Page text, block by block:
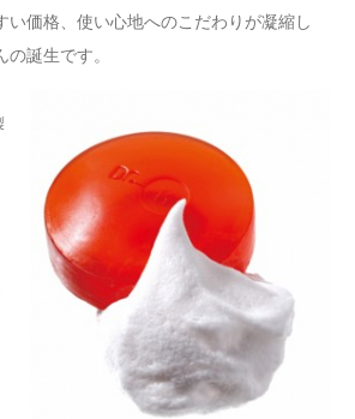
い価格、使い心地へのこだわりが凝縮し
誕生です。